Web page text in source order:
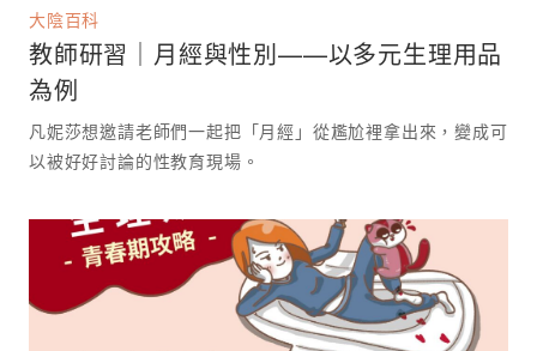
大陰百科
教師研習｜月經與性別——以多元生理用品
為例
凡妮莎想邀請老師們一起把「月經」從尷尬裡拿出來，變成可